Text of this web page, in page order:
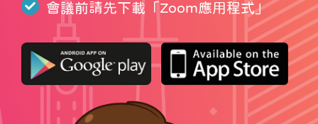
會議前請先下載「 Zoom應用程式」